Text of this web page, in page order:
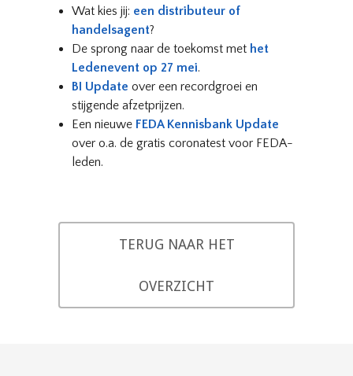
Wat kies jij: een distributeur of
handelsagent?
De sprong naar de toekomst met het
Ledenevent op 27 mei.
BI Update over een recordgroei en
stijgende afzetprijzen.
Een nieuwe FEDA Kennisbank Update
over o.a. de gratis coronatest voor FEDA-
leden.
TERUG NAAR HET
OVERZICHT